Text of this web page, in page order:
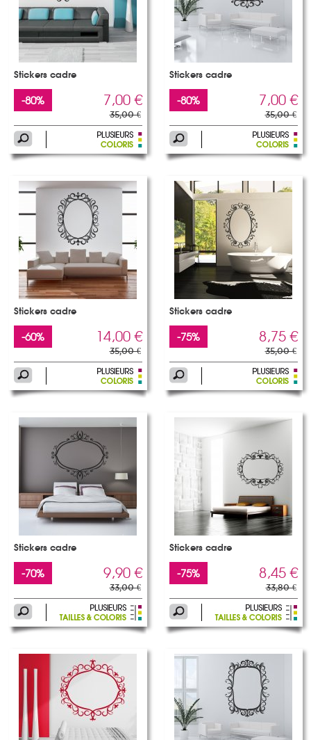
Stickers cadre
-80% 7,00 €
35,00 €
Stickers cadre
-80% 7,00 €
35,00 €
Stickers cadre
-60% 14,00 €
35,00 €
Stickers cadre
-75% 8,75 €
35,00 €
Stickers cadre
-70% 9,90 €
33,00 €
Stickers cadre
-75% 8,45 €
33,80 €